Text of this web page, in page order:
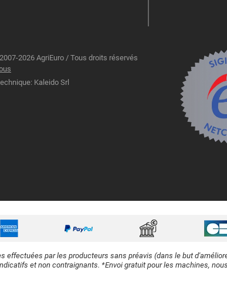
2026 AgriEuro / Tous droits réservés
Kaleido Srl
par les producteurs sans préavis (dans le but
et non contraignants. *Envoi gratuit pour les machines,